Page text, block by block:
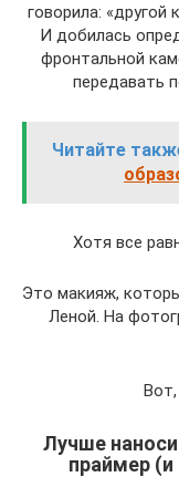
говорила: «другой
И добилась
фронтальной
передавать
Читайте
Хотя все
Это макияж,
Леной. На
Лучше
праймер